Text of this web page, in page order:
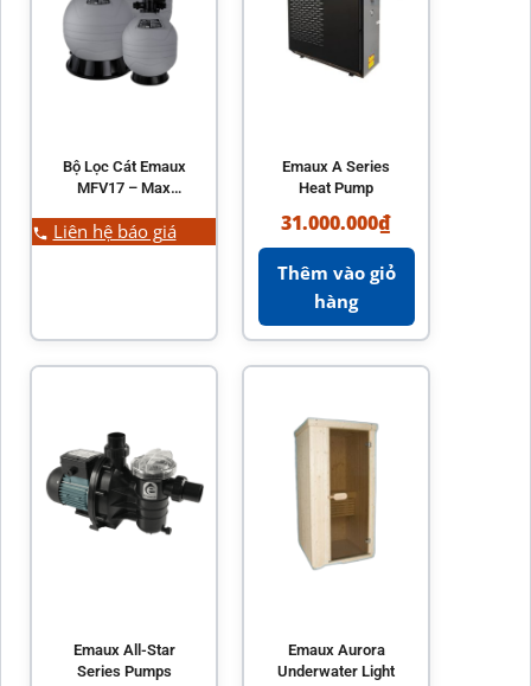
Bộ Lọc Cát Emaux
MFV17 – Max
Mount Sand Filter
Liên hệ báo giá
Emaux A Series
Heat Pump
31.000.000₫
Thêm vào giỏ
hàng
Emaux All-Star
Series Pumps
Emaux Aurora
Underwater Light